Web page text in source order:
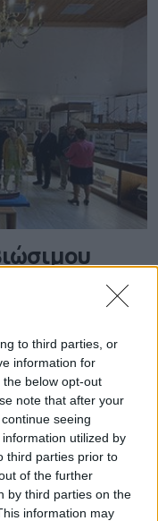
to third parties, or
information for
below opt-out
note that after your
seeing
utilized by
third parties prior to
of the further
by third parties on the
information may
Πολιτιστικού
στο Μουσείο
Σκιάθου, ως
τουρισμού, στην
Η τελετή
το Σάββατο 11
του ΕΔιΠοΤ –